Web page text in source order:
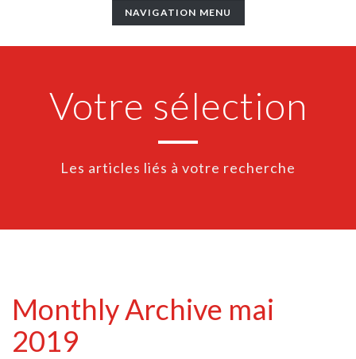
TOGGLE
NAVIGATION
NAVIGATION MENU
Votre sélection
Les articles liés à votre recherche
Monthly Archive mai
2019